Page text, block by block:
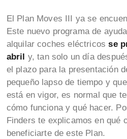
El Plan Moves III ya se
Este nuevo programa de
alquilar coches eléctricosse
abril
y, tan solo un día
el plazo para la presentación
pequeño lapso de tiempo y
está en vigor, es normal que
cómo funciona y qué hacer.
Finders te explicamos en qué
beneficiarte de este Plan.